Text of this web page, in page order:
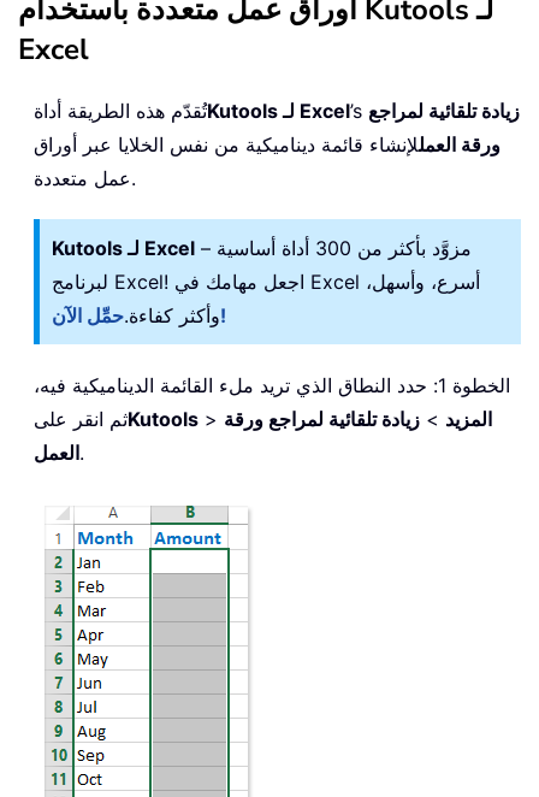
أوراق عمل متعددة باستخدام Kutools لـ
Excel
تُقدّم هذه الطريقة أداة Kutools لـ Excel’s زيادة تلقائية لمراجع
ورقة العمللإنشاء قائمة ديناميكية من نفس الخلايا عبر أوراق
عمل متعددة.
Kutools لـ Excel – مزوَّد بأكثر من 300 أداة أساسية
لبرنامج Excel! اجعل مهامك في Excel أسرع، وأسهل،
وأكثر كفاءة.حمِّل الآن!
الخطوة 1: حدد النطاق الذي تريد ملء القائمة الديناميكية فيه،
ثم انقر علىKutools > المزيد > زيادة تلقائية لمراجع ورقة
العمل.